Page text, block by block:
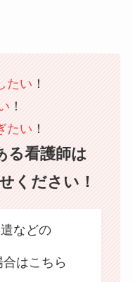
たい ！
！
たい ！
る看護師は
ください！
などの
はこちら